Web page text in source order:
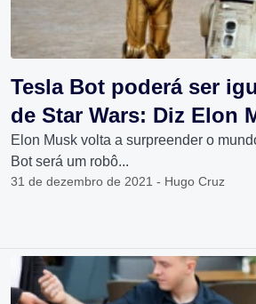
Tesla Bot poderá ser
de Star Wars: Diz Elon
Elon Musk volta a surpreender o
Bot será um robô...
31 de dezembro de 2021 - Hugo Cruz